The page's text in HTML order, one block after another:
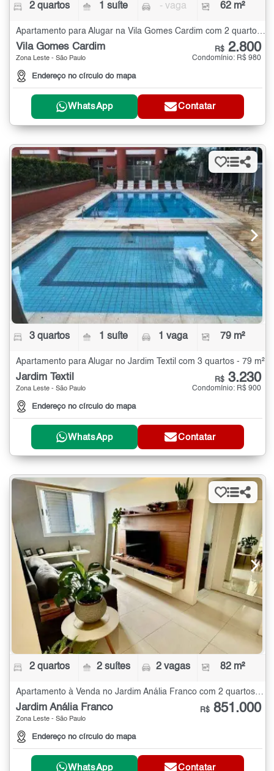
2 quartos 1 suíte - vaga 62 m²
Vila Gomes Cardim
Zona Leste - São Paulo
Endereço no círculo do mapa
R$ 2.800
Condomínio: R$ 980
WhatsApp Contatar
3 quartos 1 suíte 1 vaga 79 m²
Apartamento para Alugar no Jardim Textil com 3 quartos - 79 m²
Jardim Textil
Zona Leste - São Paulo
Endereço no círculo do mapa
R$ 3.230
Condomínio: R$ 900
WhatsApp Contatar
2 quartos 2 suítes 2 vagas 82 m²
Apartamento à Venda no Jardim Anália Franco com 2 quartos - 82 m²
Jardim Anália Franco
Zona Leste - São Paulo
Endereço no círculo do mapa
R$ 851.000
WhatsApp Contatar